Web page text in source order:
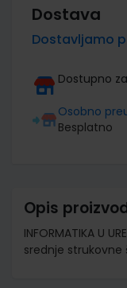
Dostava
Dostavljamo
Dostupno
Osobno
Besplatno
Opis
INFORMATIKA U
srednje strukovne